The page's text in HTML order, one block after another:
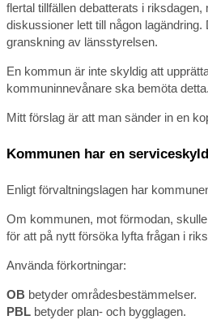
flertal tillfällen debatterats i
diskussioner lett till någon
granskning av länsstyrelsen.
En kommun är inte skyldig att
kommuninnevånare ska bemöta detta.
Mitt förslag är att man sänder in en
Kommunen har en
Enligt förvaltningslagen har
Om kommunen, mot förmodan,
för att på nytt försöka lyfta frågan i
Använda förkortningar:
OB betyder områdesbestämmelser.
PBL betyder plan- och bygglagen.